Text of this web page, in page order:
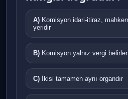
A)
yeridir
B) Komisyon yalnız vergi belirler
C) İkisi tamamen aynı organdır